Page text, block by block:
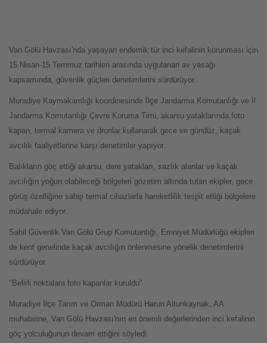
Van Gölü Havzası'nda yaşayan endemik tür inci kefalinin korunması için
15 Nisan-15 Temmuz tarihleri arasında uygulanan av yasağı
kapsamında, güvenlik güçleri denetimlerini sürdürüyor.
Muradiye Kaymakamlığı koordinesinde İlçe Jandarma Komutanlığı ve İl
Jandarma Komutanlığı Çevre Koruma Timi, akarsu yataklarında foto
kapan, termal kamera ve dronlar kullanarak gece ve gündüz, kaçak
avcılık faaliyetlerine karşı denetimler yapıyor.
Balıkların göç ettiği akarsu, dere yatakları, sazlık alanlar ve kaçak
avcılığın yoğun olabileceği bölgeleri gözetim altında tutan ekipler, gece
görüş özelliğine sahip termal cihazlarla hareketlilik tespit ettiği bölgelere
müdahale ediyor.
Sahil Güvenlik Van Gölü Grup Komutanlığı, Emniyet Müdürlüğü ekipleri
de kent genelinde kaçak avcılığın önlenmesine yönelik denetimlerini
sürdürüyor.
"Belirli noktalara foto kapanlar kuruldu"
Muradiye İlçe Tarım ve Orman Müdürü Harun Altunkaynak, AA
muhabirine, Van Gölü Havzası'nın en önemli değerlerinden inci kefalinin
göç yolculuğunun devam ettiğini söyledi.